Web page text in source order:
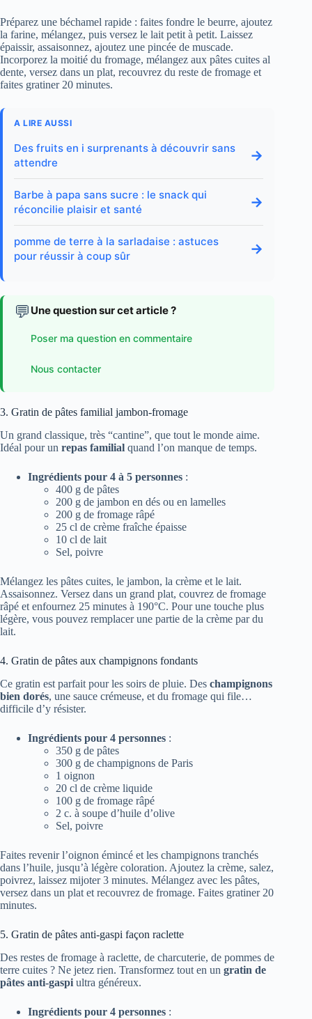
Préparez une béchamel rapide : faites fondre le beurre, ajoutez
la farine, mélangez, puis versez le lait petit à petit. Laissez
épaissir, assaisonnez, ajoutez une pincée de muscade.
Incorporez la moitié du fromage, mélangez aux pâtes cuites al
dente, versez dans un plat, recouvrez du reste de fromage et
faites gratiner 20 minutes.
A LIRE AUSSI
Des fruits en i surprenants à découvrir sans
attendre
→
Barbe à papa sans sucre : le snack qui
réconcilie plaisir et santé
→
pomme de terre à la sarladaise : astuces
pour réussir à coup sûr
→
💬 Une question sur cet article ?
Poser ma question en commentaire
Nous contacter
3. Gratin de pâtes familial jambon-fromage
Un grand classique, très “cantine”, que tout le monde aime.
Idéal pour un repas familial quand l’on manque de temps.
Ingrédients pour 4 à 5 personnes :
400 g de pâtes
200 g de jambon en dés ou en lamelles
200 g de fromage râpé
25 cl de crème fraîche épaisse
10 cl de lait
Sel, poivre
Mélangez les pâtes cuites, le jambon, la crème et le lait.
Assaisonnez. Versez dans un grand plat, couvrez de fromage
râpé et enfournez 25 minutes à 190°C. Pour une touche plus
légère, vous pouvez remplacer une partie de la crème par du
lait.
4. Gratin de pâtes aux champignons fondants
Ce gratin est parfait pour les soirs de pluie. Des champignons
bien dorés, une sauce crémeuse, et du fromage qui file…
difficile d’y résister.
Ingrédients pour 4 personnes :
350 g de pâtes
300 g de champignons de Paris
1 oignon
20 cl de crème liquide
100 g de fromage râpé
2 c. à soupe d’huile d’olive
Sel, poivre
Faites revenir l’oignon émincé et les champignons tranchés
dans l’huile, jusqu’à légère coloration. Ajoutez la crème, salez,
poivrez, laissez mijoter 3 minutes. Mélangez avec les pâtes,
versez dans un plat et recouvrez de fromage. Faites gratiner 20
minutes.
5. Gratin de pâtes anti-gaspi façon raclette
Des restes de fromage à raclette, de charcuterie, de pommes de
terre cuites ? Ne jetez rien. Transformez tout en un gratin de
pâtes anti-gaspi ultra généreux.
Ingrédients pour 4 personnes :